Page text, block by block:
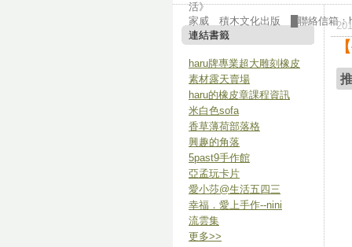
活》
家威 積木文化出版 █聯絡信箱：
連結書籤
haru牌專業超大雕刻橡皮
素材露天賣場
haru的橡皮章課程資訊
米白色sofa
香草薄荷部落格
興趣的角落
5past9手作館
亞孟玩卡片
愛小莎@生活五四三
幸福．愛上手作--nini
流雲集
更多>>